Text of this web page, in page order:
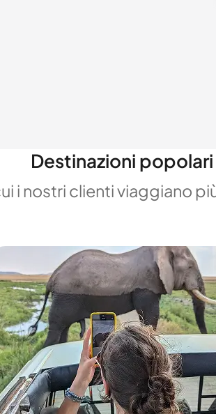
Destinazioni popolari
i nostri clienti viaggiano